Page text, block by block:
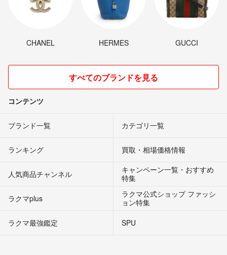
CHANEL HERMES GUCCI
すべてのブランドを見る
コンテンツ
ブランド一覧 カテゴリ一覧
ランキング 買取・相場価格情報
人気商品チャンネル
キャンペーン一覧・おすすめ
特集
ラクマplus
ラクマ公式ショップ ファッシ
ョン特集
ラクマ最強鑑定
SPU